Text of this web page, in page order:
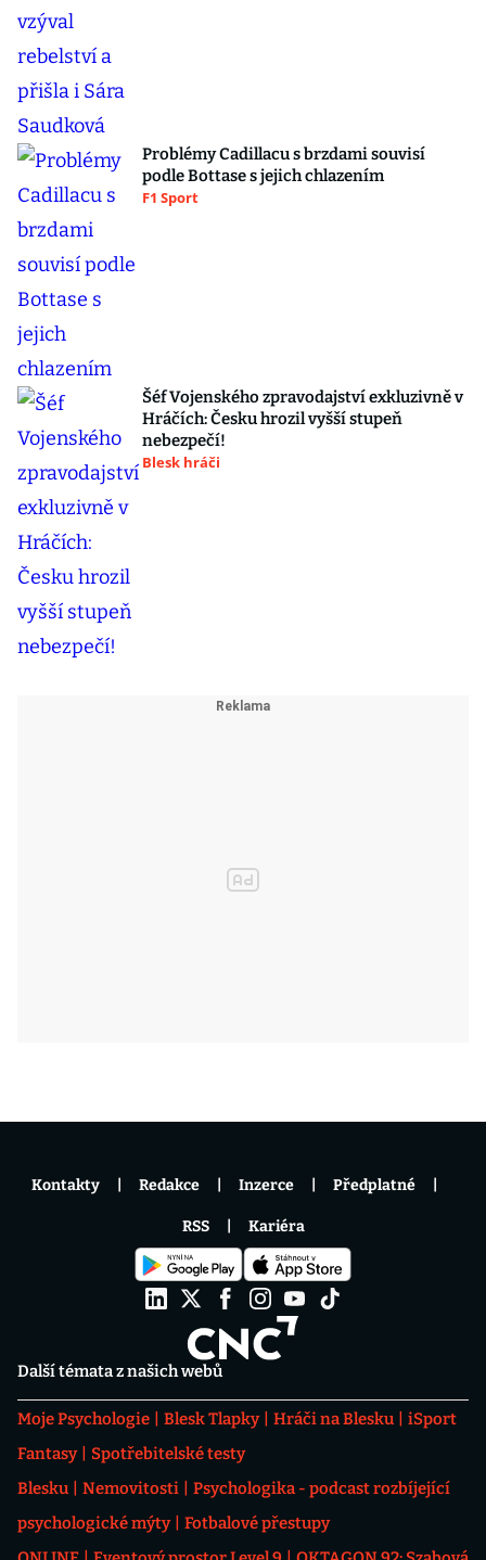
Problémy Cadillacu s brzdami souvisí
podle Bottase s jejich chlazením
F1 Sport
Šéf Vojenského zpravodajství exkluzivně v
Hráčích: Česku hrozil vyšší stupeň
nebezpečí!
Blesk hráči
Další témata z našich webů
Moje Psychologie Blesk Tlapky Hráči na Blesku
iSport
Fantasy
Spotřebitelské testy
Blesku
Nemovitosti
Psychologika - podcast rozbíjející
psychologické mýty
Fotbalové přestupy
Kontakty Redakce Inzerce Předplatné
RSS Kariéra